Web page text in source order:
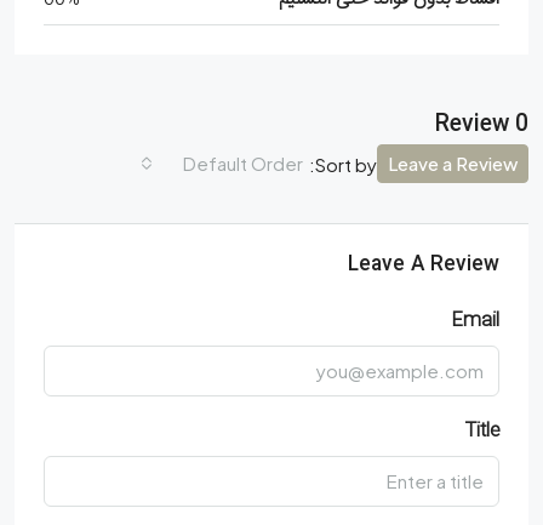
0 Review
Sort by:
Default Order Leave a Review
Leave A Review
Email
Title